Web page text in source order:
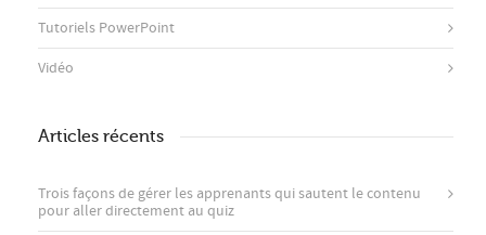
Tutoriels PowerPoint
Vidéo
Articles récents
Trois façons de gérer les apprenants qui sautent le contenu
pour aller directement au quiz